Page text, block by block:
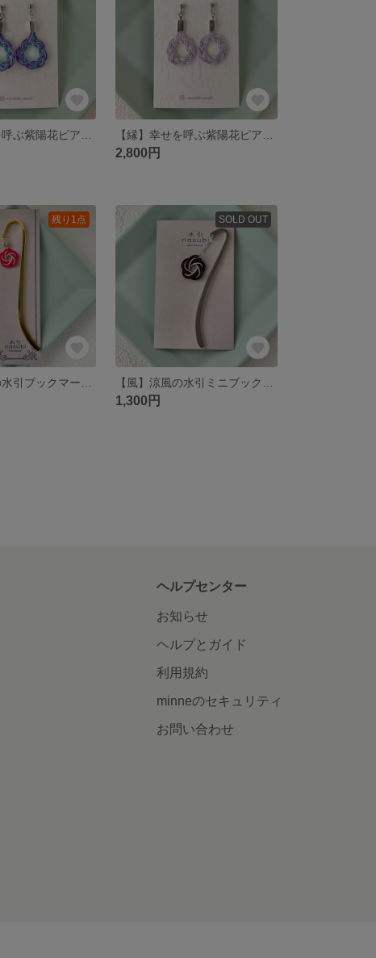
2,800円
残り1点 SOLD OUT
1,300円
ヘルプセンター
お知らせ
ヘルプとガイド
利用規約
minneのセキュリティ
お問い合わせ